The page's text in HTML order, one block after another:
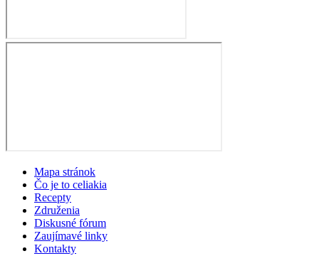
Mapa stránok
Čo je to celiakia
Recepty
Združenia
Diskusné fórum
Zaujímavé linky
Kontakty